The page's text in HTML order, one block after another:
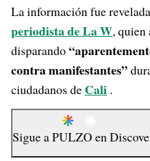
La información fue
periodista de La W, quien
disparando
contra manifestantes”
ciudadanos de Cali .
Sigue aPULZO en